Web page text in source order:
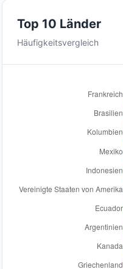
Top 10 Länder
Häufigkeitsvergleich